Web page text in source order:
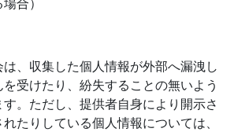
、収集した個人情報が外部へ漏洩し
受けたり、紛失することの無いよう
。ただし、提供者自身により開示さ
たりしている個人情報については、